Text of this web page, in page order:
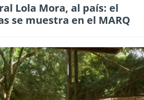
Lola Mora, al país: el
se muestra en el MARQ